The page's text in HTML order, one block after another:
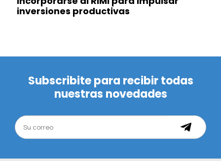
inversiones productivas
Subscribite para recibir todas
nuestras novedades